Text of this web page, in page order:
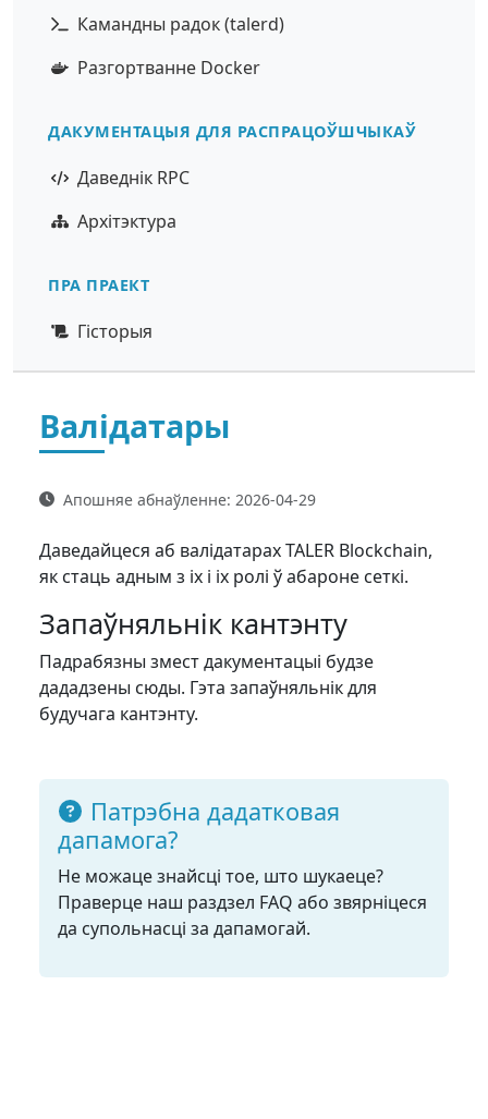
Камандны радок (talerd)
Разгортванне Docker
ДАКУМЕНТАЦЫЯ ДЛЯ РАСПРАЦОЎШЧЫКАЎ
Даведнік RPC
Архітэктура
ПРА ПРАЕКТ
Гісторыя
Валідатары
Апошняе абнаўленне: 2026-04-29
Даведайцеся аб валідатарах TALER Blockchain,
як стаць адным з іх і іх ролі ў абароне сеткі.
Запаўняльнік кантэнту
Падрабязны змест дакументацыі будзе
дададзены сюды. Гэта запаўняльнік для
будучага кантэнту.
Патрэбна дадатковая
дапамога?
Не можаце знайсці тое, што шукаеце?
Праверце наш раздзел FAQ або звярніцеся
да супольнасці за дапамогай.